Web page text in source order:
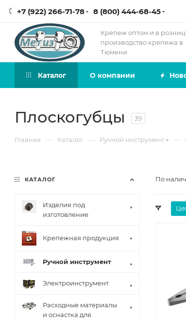
+7 (922) 266-71-78 8 (800) 444-68-45
Крепеж оптом и в
производство крепежа в
Тюмени
Каталог О компании
Плоскогубцы 39
Главная — Каталог — Ручной инструмент —
По
КАТАЛОГ
Изделия под
изготовление
Крепежная продукция
Ручной инструмент
Электроинструмент
Расходные материалы
и оснастка для